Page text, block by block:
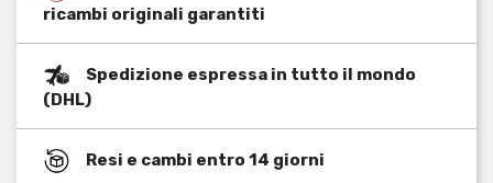
ricambi originali garantiti
Spedizione espressa in tutto il mondo
(DHL)
Resi e cambi entro 14 giorni